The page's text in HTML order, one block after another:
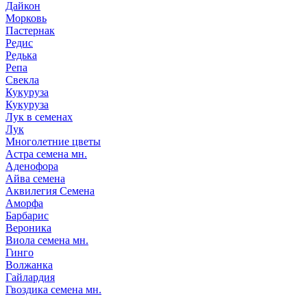
Дайкон
Морковь
Пастернак
Редис
Редька
Репа
Свекла
Кукуруза
Кукуруза
Лук в семенах
Лук
Многолетние цветы
Астра семена мн.
Аденофора
Айва семена
Аквилегия Семена
Аморфа
Барбарис
Вероника
Виола семена мн.
Гинго
Волжанка
Гайлардия
Гвоздика семена мн.